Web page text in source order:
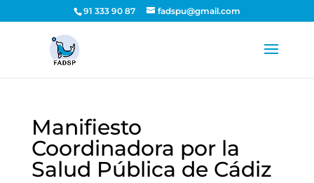
91 333 90 87 fadspu@gmail.com
Manifiesto
Coordinadora por la
Salud Pública de Cádiz